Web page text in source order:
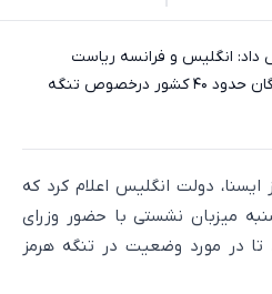
داد: انگلیس و فرانسه ریاست
مشترک نشستی با حضور نمایندگان حدود ۴۰ کشور درخصوص تنگه
ایسنا، دولت انگلیس اعلام کرد که
میزبان نشستی با حضور وزرای
تا در مورد وضعیت در تنگه هرمز